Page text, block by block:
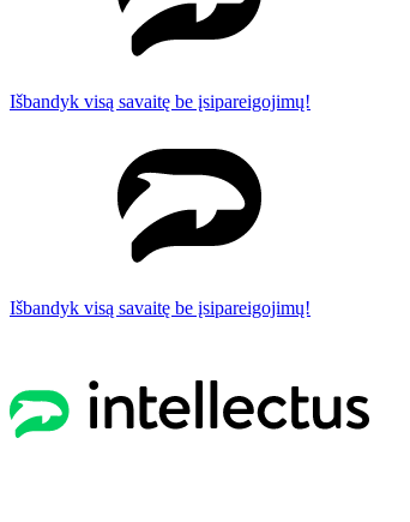
Išbandyk visą savaitę be įsipareigojimų!
Išbandyk visą savaitę be įsipareigojimų!